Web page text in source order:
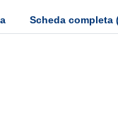
Scheda completa